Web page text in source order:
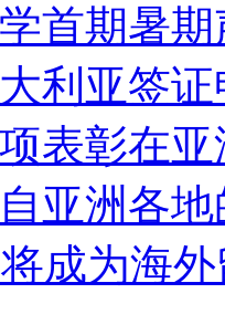
首期暑
利亚签
表彰在
亚洲各
成为海